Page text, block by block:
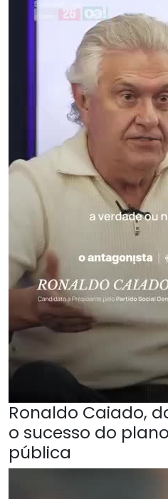
Ronaldo Caiado,
o sucesso do
pública